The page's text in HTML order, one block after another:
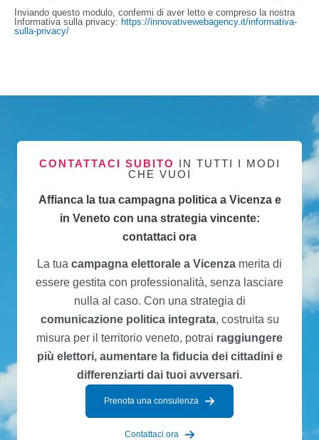
Inviando questo modulo, confermi di aver letto e compreso la nostra
Informativa sulla privacy: https://innovativewebagency.it/informativa-
sulla-privacy/
CONTATTACI SUBITO IN TUTTI I MODI
CHE VUOI
Affianca la tua campagna politica a Vicenza e
in Veneto con una strategia vincente:
contattaci ora
La tua campagna elettorale a Vicenza merita di
essere gestita con professionalità, senza lasciare
nulla al caso. Con una strategia di
comunicazione politica integrata, costruita su
misura per il territorio veneto, potrai raggiungere
più elettori, aumentare la fiducia dei cittadini e
differenziarti dai tuoi avversari.
Prenota una consulenza
Contattaci ora